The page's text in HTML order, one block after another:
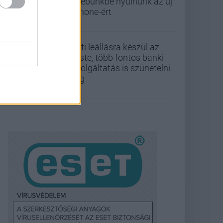
iPhone-ért
Esti leállásra készül az
Erste, több fontos banki
szolgáltatás is szünetelni
fog